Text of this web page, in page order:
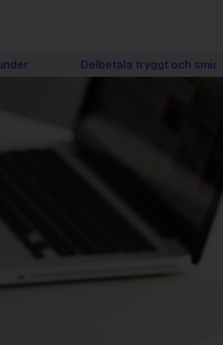
Delbetala tryggt och smidigt